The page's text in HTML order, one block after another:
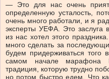
— Это для нас очень
определенную усталость,
очень много работали, и я
эксперты УЕФА. Это заслуга
из нас хотел этого
много сделать за
будем придерживаться того
самом начале марафона
традиция, которую трудно
но потом быстро едем. Что